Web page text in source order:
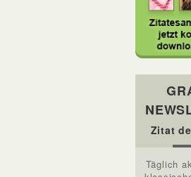
Zitat
Täglich